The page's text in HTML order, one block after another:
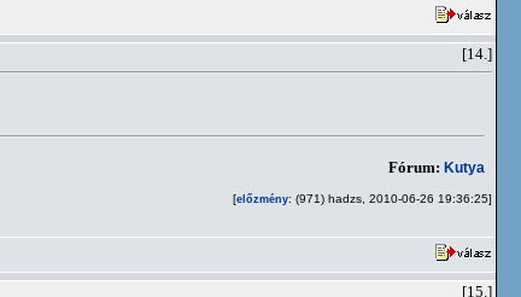
[14.]
Fórum: Kutya
[előzmény: (971) hadzs, 2010-06-26 19:36:25]
[15.]